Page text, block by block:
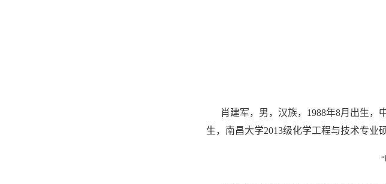
肖建军，男，汉族，1988年8月出生，
生，南昌大学2013级化学工程与技术专业